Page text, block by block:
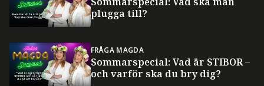
plugga till?
FRÅGA MAGDA
Sommarspecial: Vad är STIBOR –
och varför ska du bry dig?